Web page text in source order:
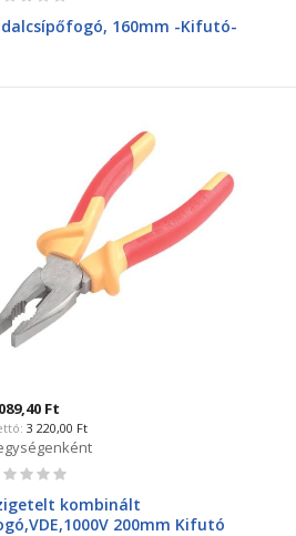
160mm -Kifutó-
Ft
3 220,00 Ft
kombinált
200mm Kifutó